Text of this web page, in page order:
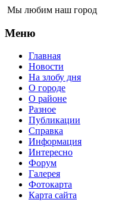
Мы любим наш город
Меню
Главная
Новости
На злобу дня
О городе
О районе
Разное
Публикации
Справка
Информация
Интересно
Форум
Галерея
Фотокарта
Карта сайта